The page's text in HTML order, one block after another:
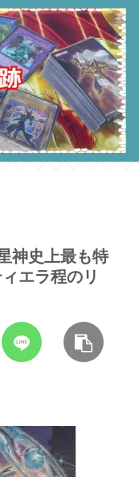
神史上最も特
エラ程のリ